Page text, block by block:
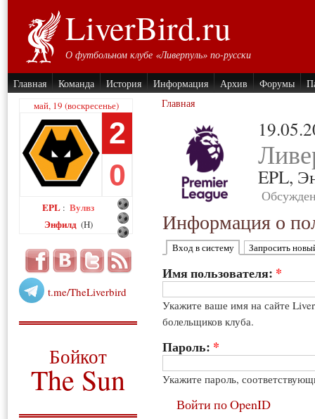
LiverBird.ru
О футбольном клубе «Ливерпуль» по-русски
Главная Команда История Информация Архив Форумы
май, 19 (воскресенье)
2
0
EPL : Вулвз
Энфилд (H)
t.me/TheLiverbird
Бойкот
The Sun
Главная
EPL,
Информация о
Вход в систему Запросить
Имя пользователя: *
Укажите ваше имя на сайте
болельщиков клуба.
Пароль: *
Укажите пароль,
Войти по OpenID